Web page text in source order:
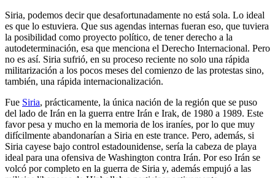
Siria, podemos decir que desafortunadamente no está sola. Lo ideal
es que lo estuviera. Que sus agendas internas fueran eso, que tuviera
la posibilidad como proyecto político, de tener derecho a la
autodeterminación, esa que menciona el Derecho Internacional. Pero
no es así. Siria sufrió, en su proceso reciente no solo una rápida
militarización a los pocos meses del comienzo de las protestas sino,
también, una rápida internacionalización.
Fue Siria, prácticamente, la única nación de la región que se puso
del lado de Irán en la guerra entre Irán e Irak, de 1980 a 1989. Este
favor pesa y mucho en la memoria de los iraníes, por lo que muy
difícilmente abandonarían a Siria en este trance. Pero, además, si
Siria cayese bajo control estadounidense, sería la cabeza de playa
ideal para una ofensiva de Washington contra Irán. Por eso Irán se
volcó por completo en la guerra de Siria y, además empujó a las